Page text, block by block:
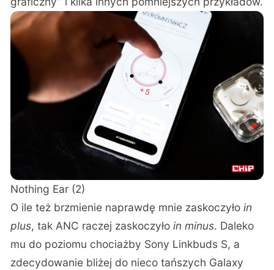
Nothing Ear (2)
O ile też brzmienie naprawdę mnie zaskoczyłoin
plus, tak ANC raczej zaskoczyłoin minus. Daleko
mu do poziomu chociażby Sony Linkbuds S, a
zdecydowanie bliżej do nieco tańszych Galaxy